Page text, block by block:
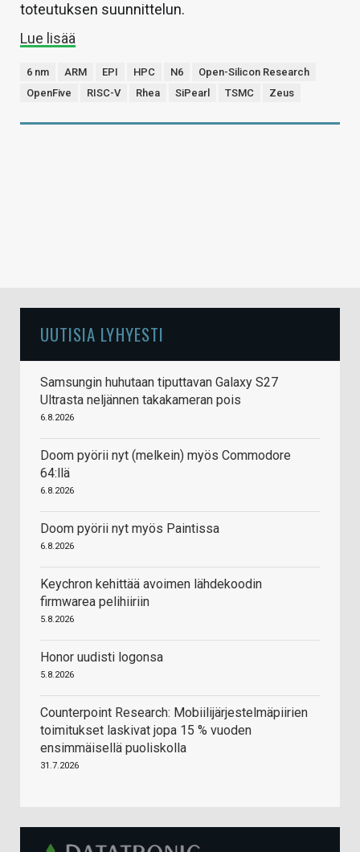
toteutuksen suunnittelun.
Lue lisää
6 nm ARM EPI HPC N6
Open-Silicon Research
OpenFive
RISC-V Rhea SiPearl TSMC Zeus
UUTISIA LYHYESTI
Samsungin huhutaan tiputtavan Galaxy S27
Ultrasta neljännen takakameran pois
6.8.2026
Doom pyörii nyt (melkein) myös Commodore
64:llä
6.8.2026
Doom pyörii nyt myös Paintissa
6.8.2026
Keychron kehittää avoimen lähdekoodin
firmwarea pelihiiriin
5.8.2026
Honor uudisti logonsa
5.8.2026
Counterpoint Research: Mobiilijärjestelmäpiirien
toimitukset laskivat jopa 15 % vuoden
ensimmäisellä puoliskolla
31.7.2026